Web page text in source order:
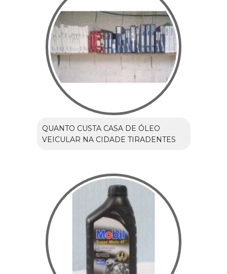
QUANTO CUSTA CASA DE ÓLEO
VEICULAR NA CIDADE TIRADENTES